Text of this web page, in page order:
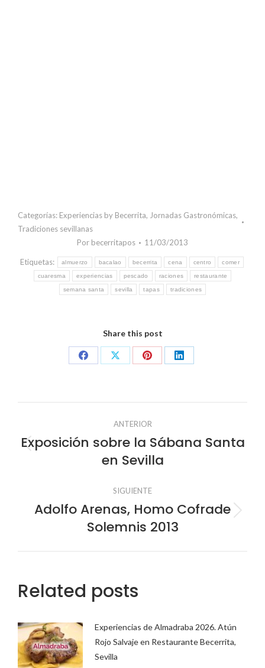
Categorías: Experiencias by Becerrita, Jornadas Gastronómicas,
Tradiciones sevillanas
Por becerritapos 11/03/2013
Etiquetas: almuerzo bacalao becerrita cena centro comer
cuaresma experiencias pescado raciones restaurante
semana santa sevilla tapas tradiciones
Share this post
Share
Share
Share
Share
Navegación
entre
publicaciones
ANTERIOR
Publicación
anterior:
Exposición sobre la Sábana Santa
en Sevilla
SIGUIENTE
Publicación
siguiente:
Adolfo Arenas, Homo Cofrade
Solemnis 2013
Related posts
Experiencias de Almadraba 2026. Atún
Rojo Salvaje en Restaurante Becerrita,
Sevilla